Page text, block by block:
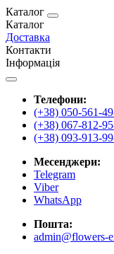
Каталог
Каталог
Доставка
Контакти
Інформація
Телефони:
(+38) 050-561-
(+38) 067-812-
(+38) 093-913-
Месенджери:
Telegram
Viber
WhatsApp
Пошта:
admin@flowers-